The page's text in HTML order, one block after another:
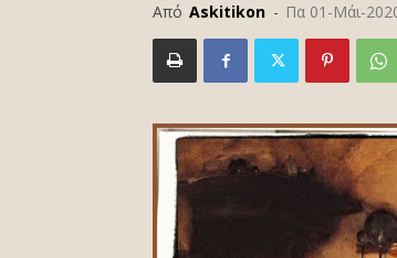
Από Askitikon - Πα 01-Μάι-